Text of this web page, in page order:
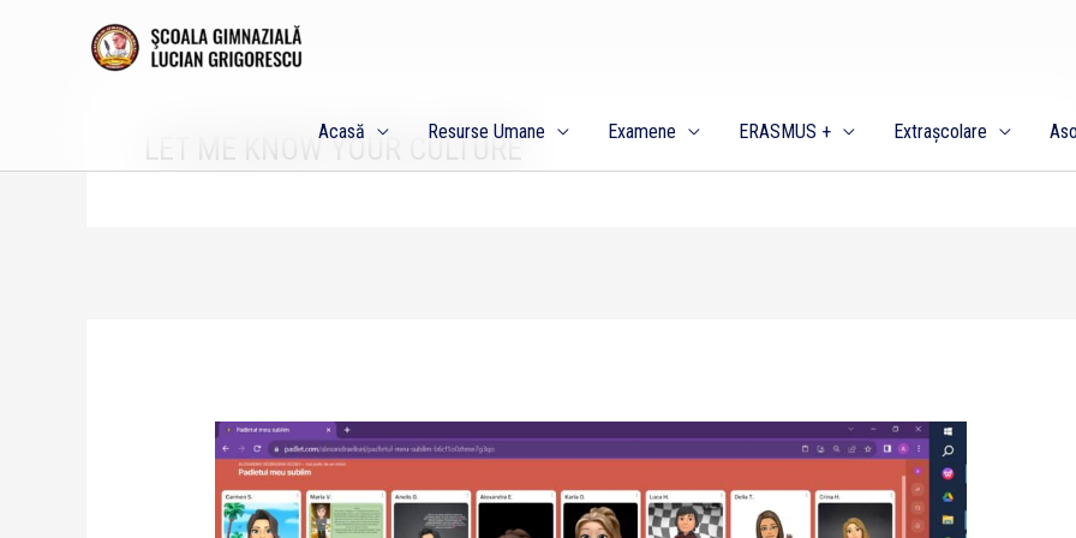
Acasă Resurse Umane Examene ERASMUS + Extrașcolare
LET ME KNOW YOUR CULTURE
Şcoala
Gimnazială
“Lucian
Grigorescu”